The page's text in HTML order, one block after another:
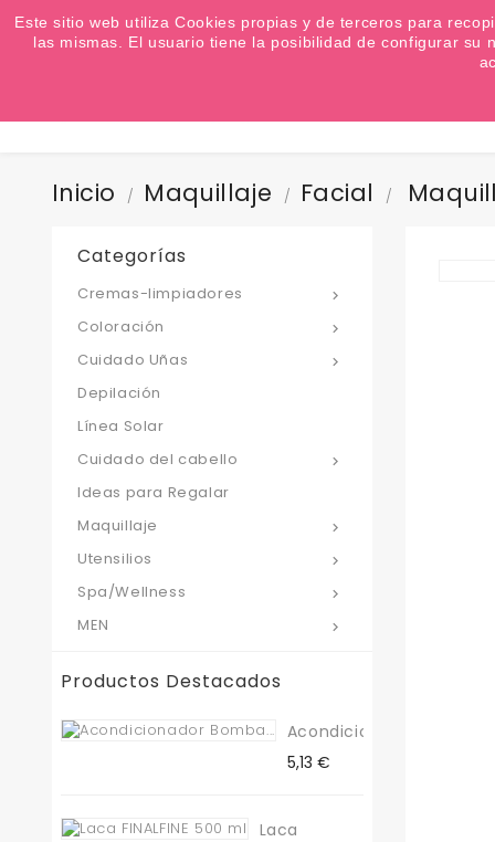
¿Quiere conocer las próximas ofertas del fin de
Inicio Maquillaje Facial
Categorías

Cremas-limpiadores

Coloración

Cuidado Uñas
Depilación
Línea Solar

Cuidado del cabello
Ideas para Regalar

Maquillaje

Utensilios

Spa/Wellness

MEN
Productos Destacados
Acondicionador...
Precio
5,13 €
Laca
Este sitio web utiliza Cookies propias y de terceros para
las mismas. El usuario tiene la posibilidad de configurar